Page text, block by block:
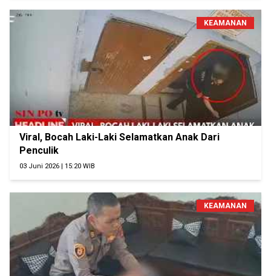
KEAMANAN
Viral, Bocah Laki-Laki Selamatkan Anak Dari
Penculik
03 Juni 2026 | 15:20 WIB
KEAMANAN